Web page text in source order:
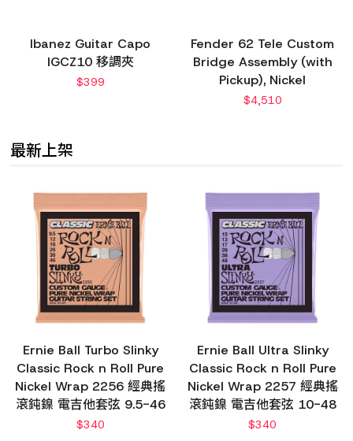
Ibanez Guitar Capo
IGCZ10 移調夾
$399
Fender 62 Tele Custom
Bridge Assembly (with
Pickup), Nickel
$4,510
最新上架
Ernie Ball Turbo Slinky
Classic Rock n Roll Pure
Nickel Wrap 2256 經典搖
滾鈍鎳 電吉他套弦 9.5-46
$340
Ernie Ball Ultra Slinky
Classic Rock n Roll Pure
Nickel Wrap 2257 經典搖
滾鈍鎳 電吉他套弦 10-48
$340